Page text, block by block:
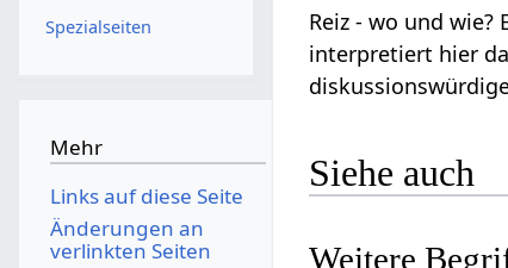
Siehe auch
Spezialseiten
Mehr
Links auf diese Seite
Änderungen an
verlinkten Seiten